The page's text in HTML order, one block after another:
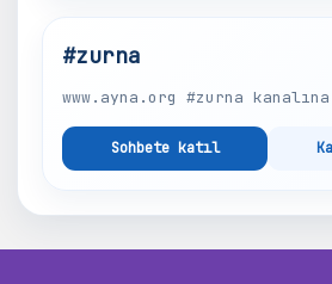
#zurna
www.ayna.org #zurna
Sohbete katıl